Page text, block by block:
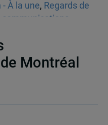
- À la une, Regards de
communications
Montréal